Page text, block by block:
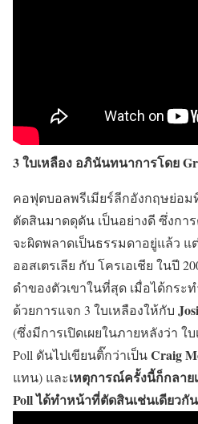
3 ใบเหลือง อภินันทนาการโดย
คอฟุตบอลพรีเมียร์ลีกอังกฤษย่อม
ตัดสินมาดดุดัน เป็นอย่างดี ซึ่งก
จะผิดพลาดเป็นธรรมดาอยู่แล้ว แ
ออสเตรเลีย กับ โครเอเชีย ในปี
ดำของตัวเขาในที่สุด เมื่อได้กระ
ด้วยการแจก 3 ใบเหลืองให้กับ
(ซึ่งมีการเปิดเผยในภายหลังว่า ใ
Poll ดันไปเขียนติ๊กว่าเป็นCraig
แทน) และเหตุการณ์ครั้งนี้ก็กลา
Poll ได้ทำหน้าที่ตัดสินเช่นเดียวกัน